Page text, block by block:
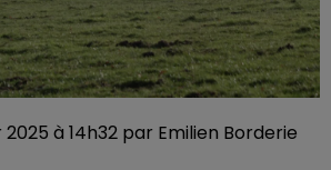
à 14h32 par Emilien Borderie